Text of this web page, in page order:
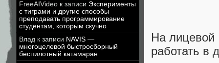
FreeAIVideo к записи Эксперименты
с тиграми и другие способы
преподавать программирование
студентам, которым скучно
Влад к записи NAVIS —
многоцелевой быстросборный
беспилотный катамаран
На лицевой
работать в